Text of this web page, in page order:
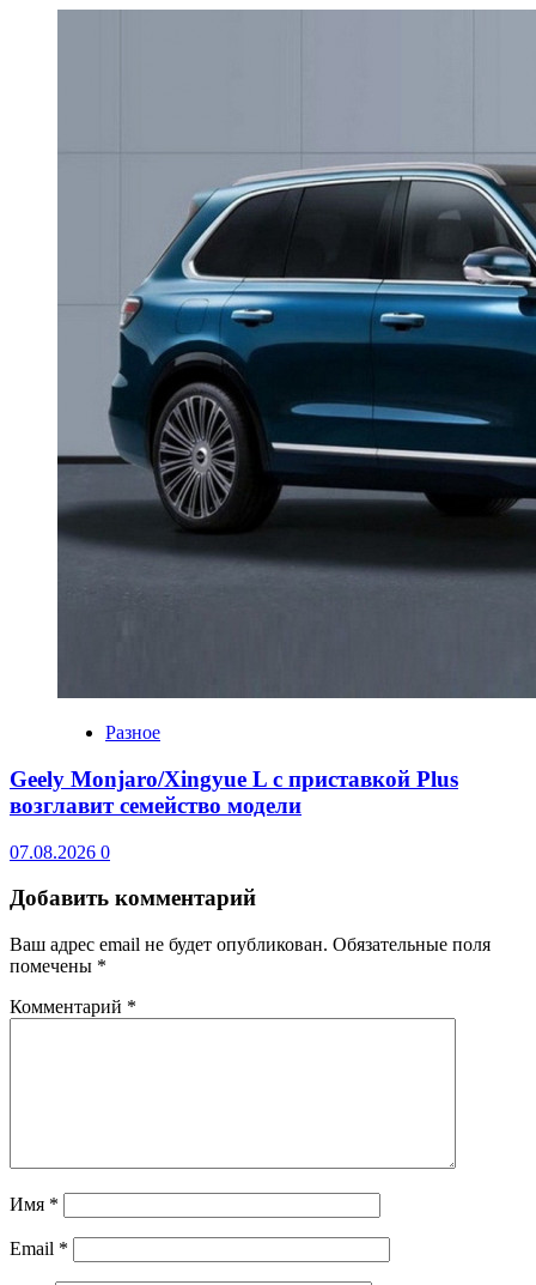
Разное
Geely Monjaro/Xingyue L с приставкой Plus
возглавит семейство модели
07.08.2026 0
Добавить комментарий
Ваш адрес email не будет опубликован. Обязательные поля
помечены *
Комментарий *
Имя *
Email *